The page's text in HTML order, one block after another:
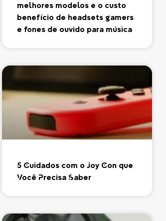
melhores modelos e o custo
benefício de headsets gamers
e fones de ouvido para música
5 Cuidados com o Joy Con que
Você Precisa Saber